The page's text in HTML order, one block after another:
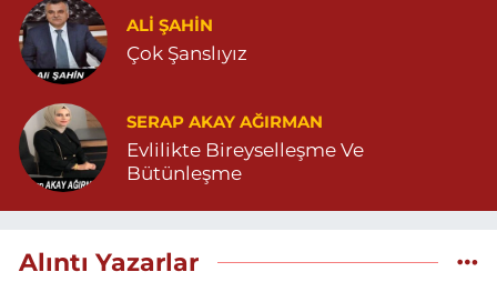
ALI ŞAHİN
Çok Şanslıyız
SERAP AKAY AĞIRMAN
Evlilikte Bireyselleşme Ve
Bütünleşme
Alıntı Yazarlar